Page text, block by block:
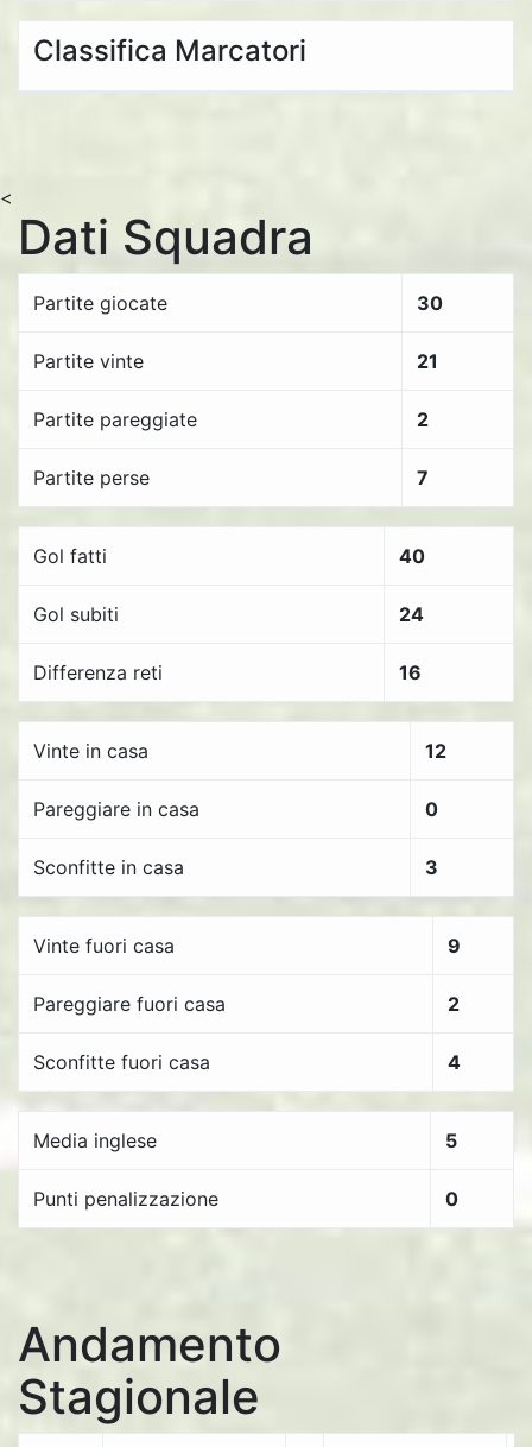
Classifica Marcatori
<
Dati Squadra
Partite giocate 30
Partite vinte 21
Partite pareggiate 2
Partite perse 7
Gol fatti 40
Gol subiti 24
Differenza reti 16
Vinte in casa 12
Pareggiare in casa 0
Sconfitte in casa 3
Vinte fuori casa 9
Pareggiare fuori casa 2
Sconfitte fuori casa 4
Media inglese 5
Punti penalizzazione 0
Andamento
Stagionale